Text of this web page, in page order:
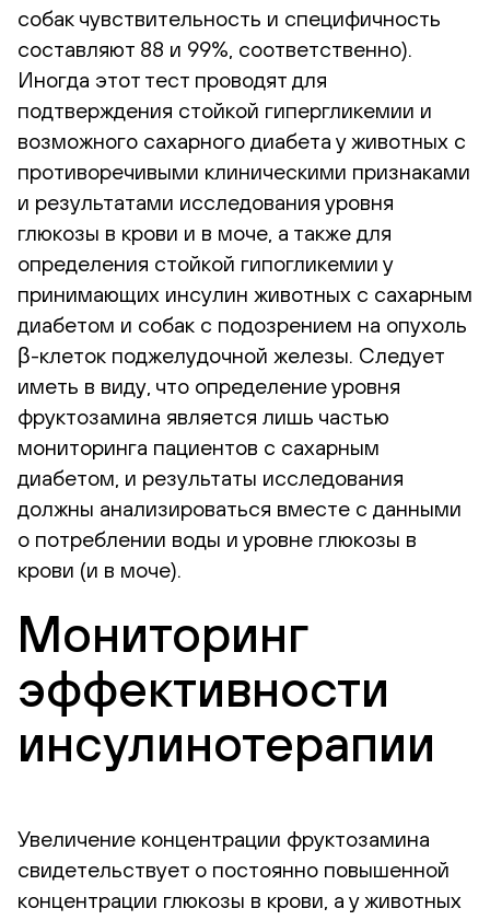
собак чувствительность и специфичность
составляют 88 и 99%, соответственно).
Иногда этот тест проводят для
подтверждения стойкой гипергликемии и
возможного сахарного диабета у животных с
противоречивыми клиническими признаками
и результатами исследования уровня
глюкозы в крови и в моче, а также для
определения стойкой гипогликемии у
принимающих инсулин животных с сахарным
диабетом и собак с подозрением на опухоль
β-клеток поджелудочной железы. Следует
иметь в виду, что определение уровня
фруктозамина является лишь частью
мониторинга пациентов с сахарным
диабетом, и результаты исследования
должны анализироваться вместе с данными
о потреблении воды и уровне глюкозы в
крови (и в моче).
Мониторинг
эффективности
инсулинотерапии
Увеличение концентрации фруктозамина
свидетельствует о постоянно повышенной
концентрации глюкозы в крови, а у животных